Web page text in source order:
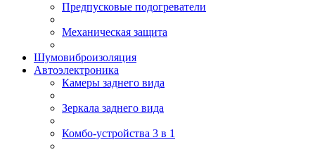
Предпусковые подогреватели
Механическая защита
Шумовиброизоляция
Автоэлектроника
Камеры заднего вида
Зеркала заднего вида
Комбо-устройства 3 в 1